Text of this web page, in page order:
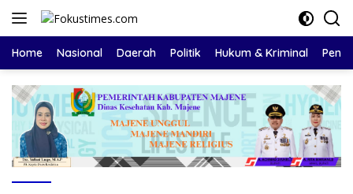
Langsung
Home Nasional Daerah Politik Hukum & Kriminal